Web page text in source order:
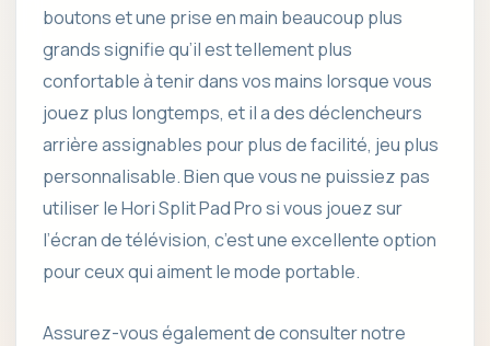
boutons et une prise en main beaucoup plus
grands signifie qu’il est tellement plus
confortable à tenir dans vos mains lorsque vous
jouez plus longtemps, et il a des déclencheurs
arrière assignables pour plus de facilité, jeu plus
personnalisable. Bien que vous ne puissiez pas
utiliser le Hori Split Pad Pro si vous jouez sur
l’écran de télévision, c’est une excellente option
pour ceux qui aiment le mode portable.
Assurez-vous également de consulter notre